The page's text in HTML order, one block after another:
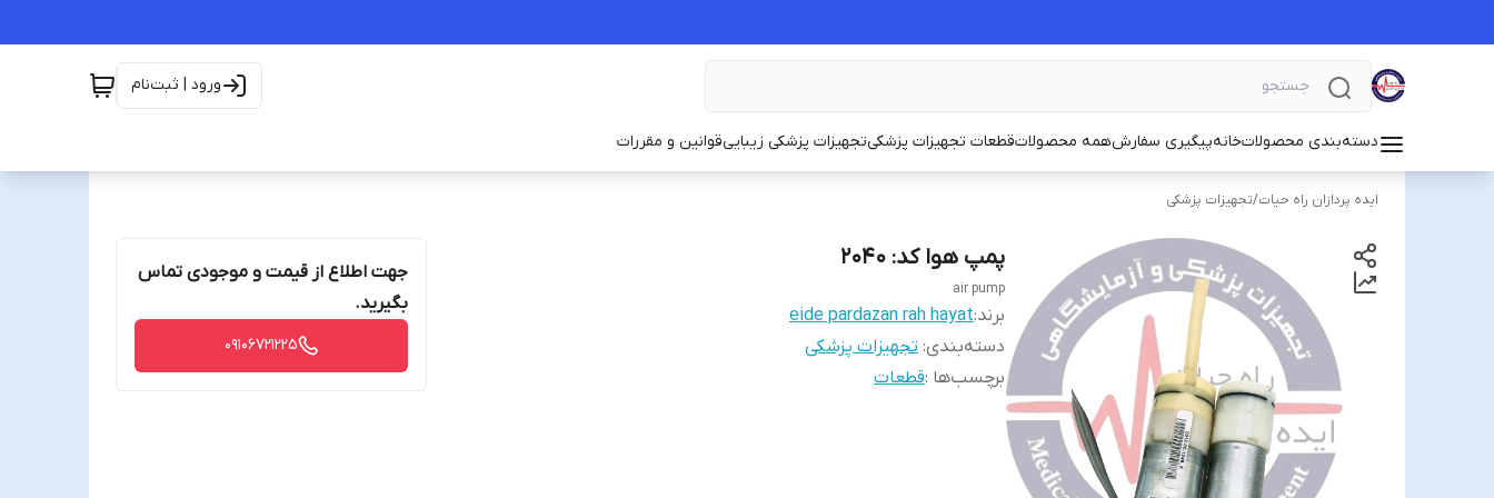
ورود | ثبت‌نام
دسته‌بندی محصولاتخانهپیگیری سفارشهمه محصولاتقطعات تجهیزات پزشکیتجهیزات پزشکی زیباییقوانین و مقررات
ایده پردازان راه حیات/تجهیزات پزشکی
پمپ هوا کد: 2040
air pump
برند:eide pardazan rah hayat
دسته‌بندی: تجهیزات پزشکی
برچسب‌ها :قطعات
جهت اطلاع از قیمت و موجودی تماس
بگیرید.
09106721225